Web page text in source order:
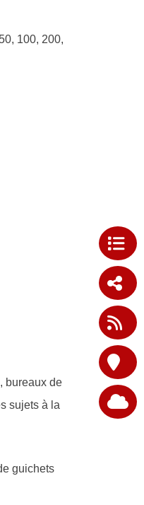
100, 200,
bureaux de
sujets à la
guichets